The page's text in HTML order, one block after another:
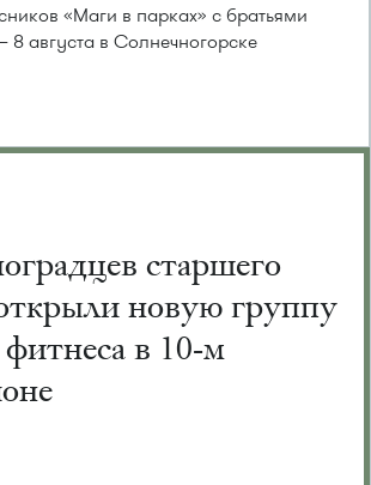
«Маги в парках» с братьями
августа в Солнечногорске
старшего
новую группу
в 10-м